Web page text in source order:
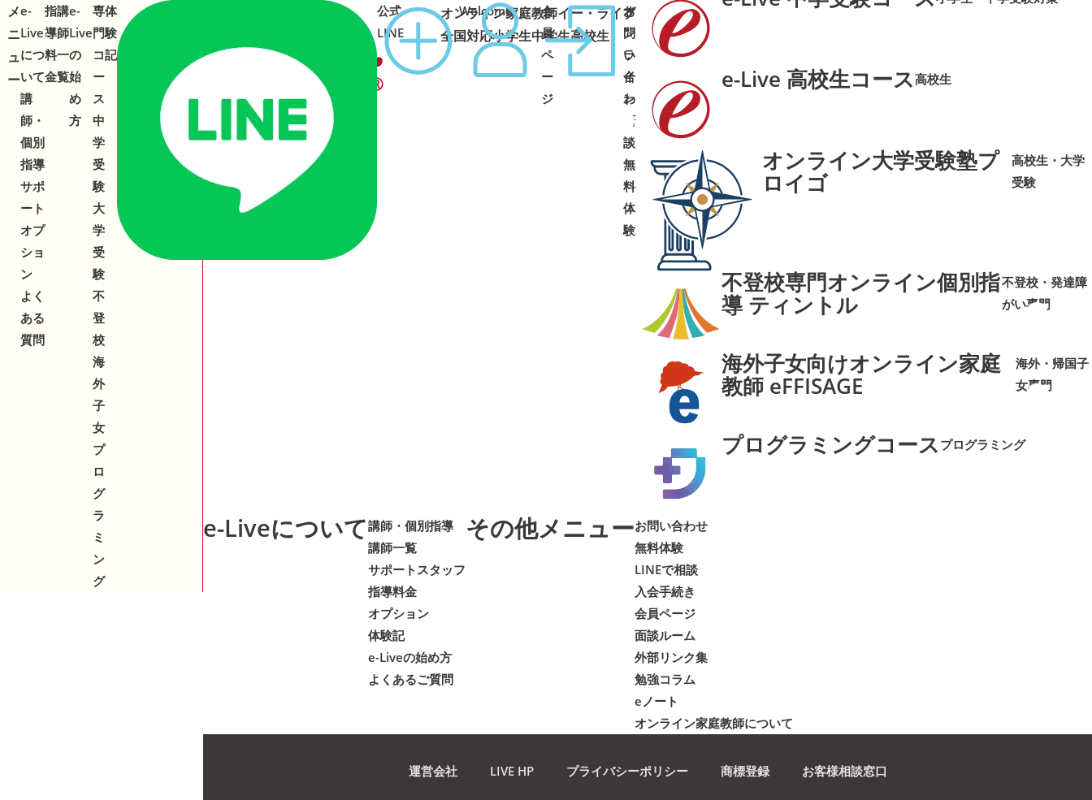
メ
ニ
ュ
ー
オンライン家庭教師イー・ライブ
全国対応小学生中学生高校生
メ
ニ
ュ
ー
e-
Live
につ
いて
講
師・
個別
指導
サポ
ート
オプ
ショ
ン
よく
ある
質問
指
導
料
金
講
師
一
覧
e-
Live
の
始
め
方
専
門
コ
ー
ス
中
学
受
験
大
学
受
験
不
登
校
海
外
子
女
プ
ロ
グ
ラ
ミ
ン
グ
体
験
記
公式
LINE
Welcome
会
員
ペ
ー
ジ
オ
ン
ラ
イ
ン
面
談
お
問
い
合
わ
せ
・
無
料
体
験
➜
21:00 土日祝可
コース
e-Live 高校生コース高校生
オンライン大学受験塾プ
ロイゴ
高校生・大学
受験
不登校専門オンライン個別指
導 ティントル
不登校・発達障
がい専門
海外子女向けオンライン家庭
教師 eFFISAGE
海外・帰国子
女専門
プログラミングコース プログラミング
e-Liveについて講師・個別指導
講師一覧
サポートスタッフ
指導料金
オプション
体験記
e-Liveの始め方
よくあるご質問
その他メニューお問い合わせ
無料体験
LINEで相談
入会手続き
会員ページ
面談ルーム
外部リンク集
勉強コラム
eノート
オンライン家庭教師について
運営会社 LIVE HP プライバシーポリシー 商標登録 お客様相談窓口